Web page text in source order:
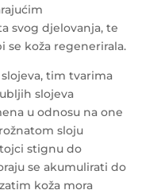
svog djelovanja, te
koža regenerirala.
tim tvarima
slojeva
u odnosu na one
sloju
stignu do
se akumulirati do
koža mora